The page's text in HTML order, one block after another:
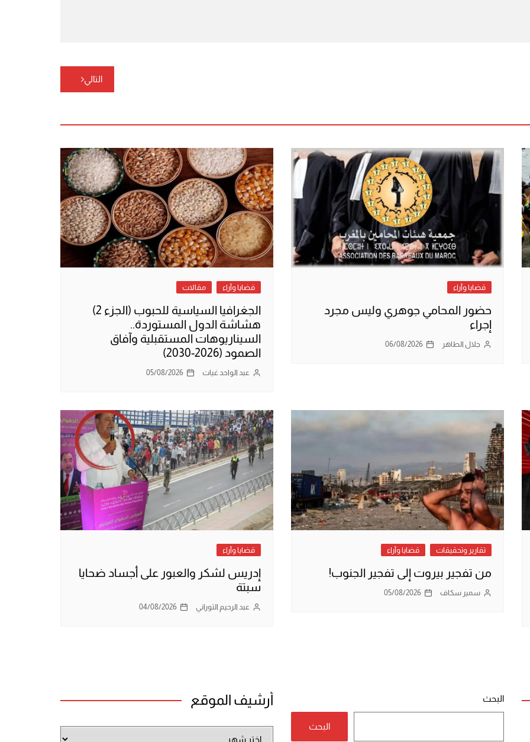
التالي
قضايا وآراء
حضور المحامي جوهري وليس مجرد
إجراء
جلال الطاهر 06/08/2026
قضايا وآراء مقالات
الجغرافيا السياسية للحبوب (الجزء 2)
هشاشة الدول المستوردة..
السيناريوهات المستقبلية وآفاق
الصمود (2026-2030)
عبد الواحد غيات 05/08/2026
تقارير وتحقيقات قضايا وآراء
من تفجير بيروت إلى تفجير الجنوب!
سمير سكاف 05/08/2026
قضايا وآراء
إدريس لشكر والعبور على أجساد ضحايا
سبتة
عبد الرحيم التوراني 04/08/2026
البحث
البحث
أرشيف الموقع